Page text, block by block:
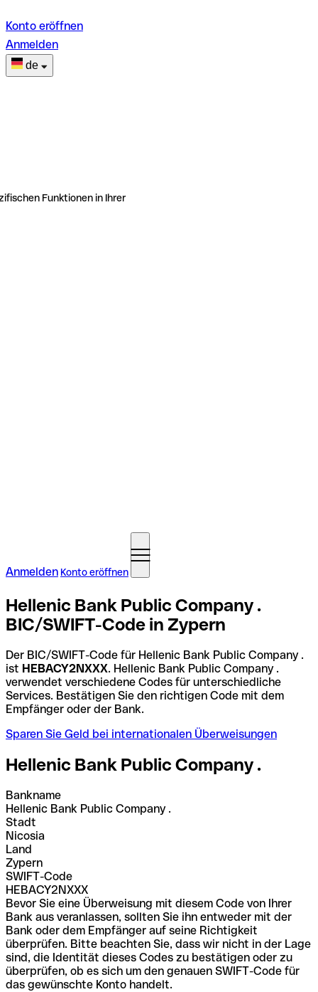
Konto eröffnen
Anmelden
de
Funktionen in Ihrer
Anmelden Konto eröffnen
Hellenic Bank Public Company .
BIC/SWIFT-Code in Zypern
Der BIC/SWIFT-Code für Hellenic Bank Public Company .
ist HEBACY2NXXX. Hellenic Bank Public Company .
verwendet verschiedene Codes für unterschiedliche
Services. Bestätigen Sie den richtigen Code mit dem
Empfänger oder der Bank.
Sparen Sie Geld bei internationalen Überweisungen
Hellenic Bank Public Company .
Bankname
Hellenic Bank Public Company .
Stadt
Nicosia
Land
Zypern
SWIFT-Code
HEBACY2NXXX
Bevor Sie eine Überweisung mit diesem Code von Ihrer
Bank aus veranlassen, sollten Sie ihn entweder mit der
Bank oder dem Empfänger auf seine Richtigkeit
überprüfen. Bitte beachten Sie, dass wir nicht in der Lage
sind, die Identität dieses Codes zu bestätigen oder zu
überprüfen, ob es sich um den genauen SWIFT-Code für
das gewünschte Konto handelt.